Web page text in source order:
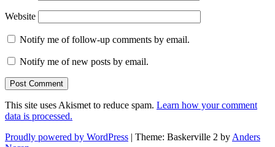
Website
Notify me of follow-up comments by email.
Notify me of new posts by email.
This site uses Akismet to reduce spam. Learn how your comment
data is processed.
Proudly powered by WordPress | Theme: Baskerville 2 by Anders